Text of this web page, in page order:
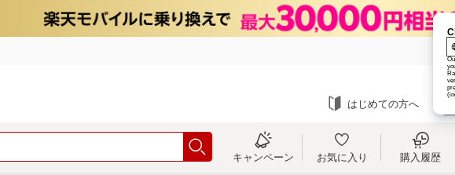
はじめての方へ
キャンペーン お気に入り 購入履歴